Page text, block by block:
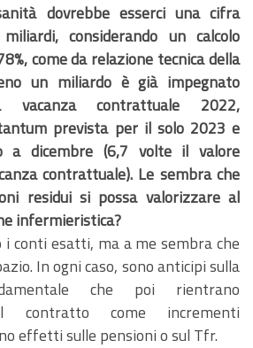
dovrebbe esserci una cifra
considerando un calcolo
come da relazione tecnica della
un miliardo è già impegnato
vacanza contrattuale 2022,
prevista per il solo 2023 e
a dicembre (6,7 volte il valore
contrattuale). Le sembra che
residui si possa valorizzare al
infermieristica?
i conti esatti, ma a me sembra che
In ogni caso, sono anticipi sulla
che poi rientrano
contratto come incrementi
effetti sulle pensioni o sul Tfr.